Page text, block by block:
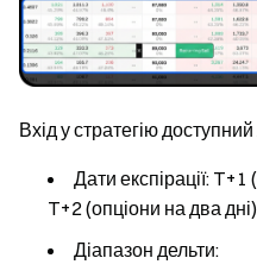
Вхід у стратегію
Дати експірації: T+1
T+2 (опціони на два
Діапазон дельти: